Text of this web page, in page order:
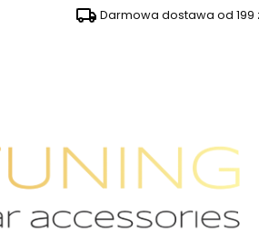
Darmowa dostawa od 199